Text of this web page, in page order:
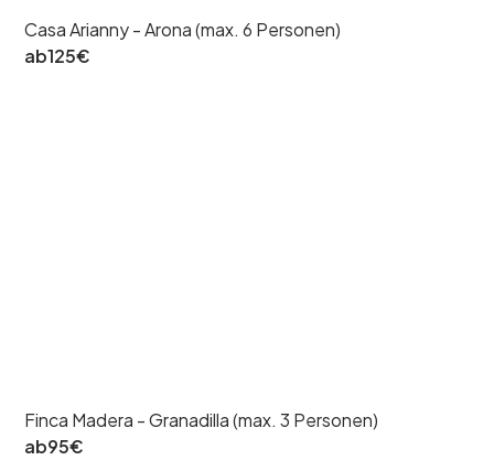
Casa Arianny - Arona (max. 6 Personen)
ab125€
Finca Madera - Granadilla (max. 3 Personen)
ab95€